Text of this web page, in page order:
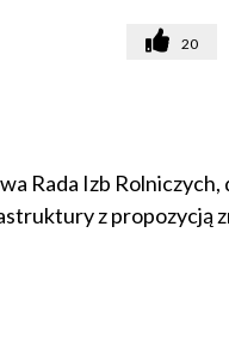
20
Rada Izb Rolniczych,
z propozycją